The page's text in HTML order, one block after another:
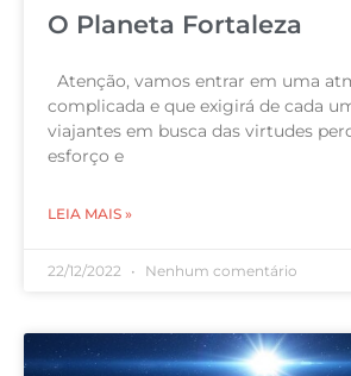
O Planeta Fortaleza
Atenção, vamos entrar em uma
complicada e que exigirá de cada
viajantes em busca das virtudes
esforço e
LEIA MAIS »
22/12/2022 Nenhum comentário